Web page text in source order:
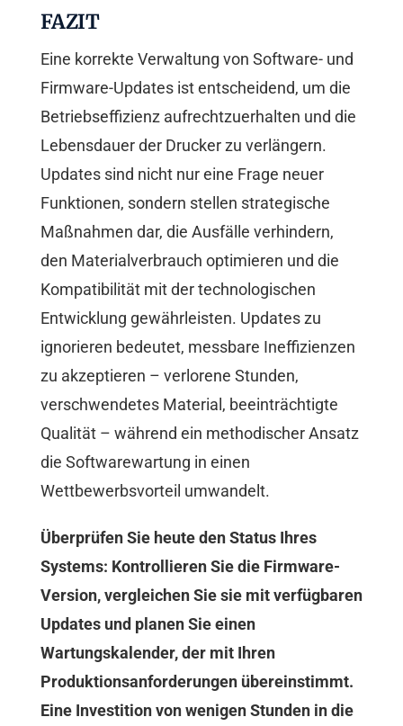
FAZIT
Eine korrekte Verwaltung von Software- und
Firmware-Updates ist entscheidend, um die
Betriebseffizienz aufrechtzuerhalten und die
Lebensdauer der Drucker zu verlängern.
Updates sind nicht nur eine Frage neuer
Funktionen, sondern stellen strategische
Maßnahmen dar, die Ausfälle verhindern,
den Materialverbrauch optimieren und die
Kompatibilität mit der technologischen
Entwicklung gewährleisten. Updates zu
ignorieren bedeutet, messbare Ineffizienzen
zu akzeptieren – verlorene Stunden,
verschwendetes Material, beeinträchtigte
Qualität – während ein methodischer Ansatz
die Softwarewartung in einen
Wettbewerbsvorteil umwandelt.
Überprüfen Sie heute den Status Ihres
Systems: Kontrollieren Sie die Firmware-
Version, vergleichen Sie sie mit verfügbaren
Updates und planen Sie einen
Wartungskalender, der mit Ihren
Produktionsanforderungen übereinstimmt.
Eine Investition von wenigen Stunden in die